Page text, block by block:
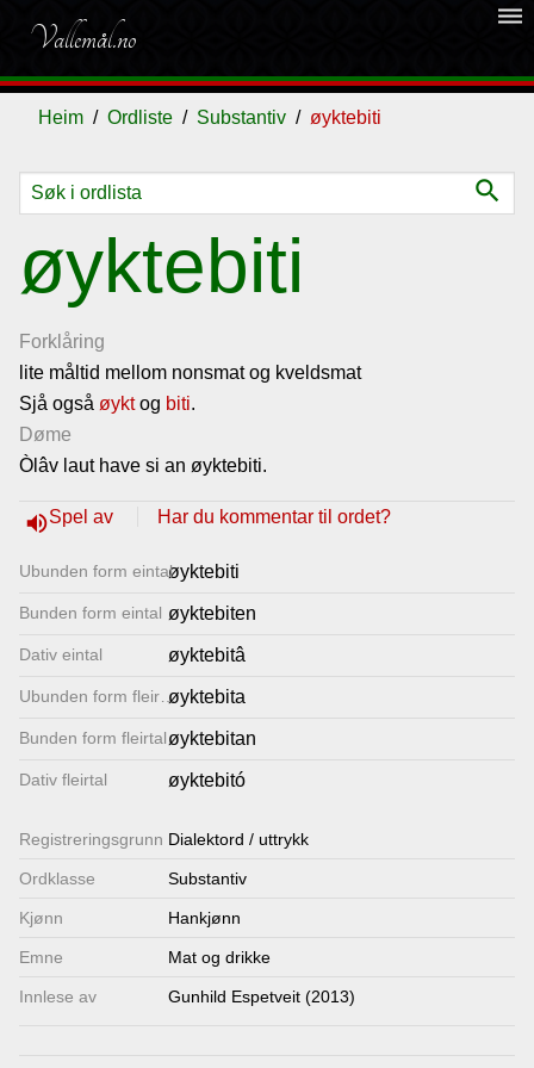
Vallemål.no
dehaze
Heim Ordliste Substantiv øyktebiti
search
øyktebiti
Forklåring
lite måltid mellom nonsmat og kveldsmat
Sjå også øyktog biti.
Døme
Òlâv laut have si an øyktebiti.
volume_upSpel av Har du kommentar til ordet?
Ubunden form eintaløyktebiti
Bunden form eintal øyktebiten
Dativ eintal øyktebitâ
Ubunden form fleirtal
øyktebita
Bunden form fleirtaløyktebitan
Dativ fleirtal øyktebitó
Registrerings­grunn Dialektord / uttrykk
Ordklasse Substantiv
Kjønn Hankjønn
Emne Mat og drikke
Innlese av Gunhild Espetveit (2013)
Ordliste
Om
vallemålet
Gjestebok
Lenkjer
Kontakt
oss